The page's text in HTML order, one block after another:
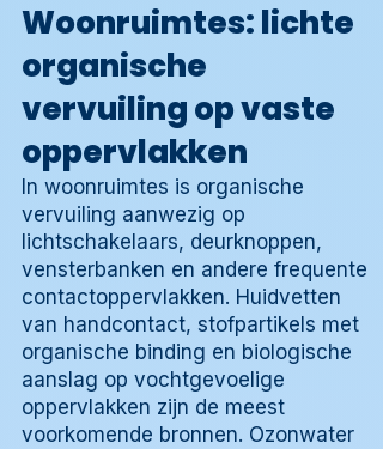
Woonruimtes: lichte
organische
vervuiling op vaste
oppervlakken
In woonruimtes is organische
vervuiling aanwezig op
lichtschakelaars, deurknoppen,
vensterbanken en andere frequente
contactoppervlakken. Huidvetten
van handcontact, stofpartikels met
organische binding en biologische
aanslag op vochtgevoelige
oppervlakken zijn de meest
voorkomende bronnen. Ozonwater